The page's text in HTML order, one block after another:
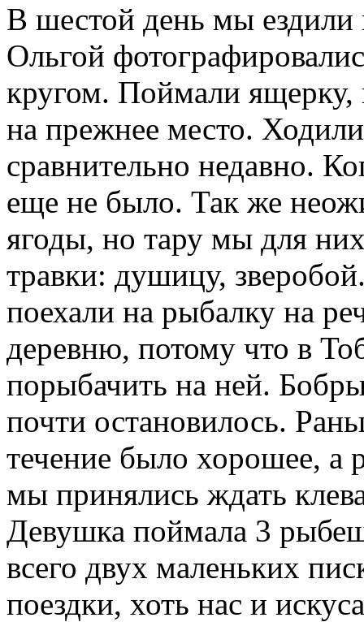
В шестой день мы ездили
Ольгой
кругом. Поймали ящерку,
на прежнее место.
сравнительно недавно.
еще не было. Так же
ягоды, но тару мы для
травки: душицу,
поехали на рыбалку на
деревню, потому что в
порыбачить на ней.
почти остановилось.
течение было хорошее,
мы принялись ждать
Девушка поймала 3
всего двух маленьких
поездки, хоть нас и